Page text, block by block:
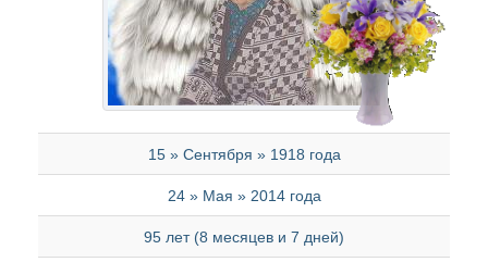
15 » Сентября » 1918 года
24 » Мая » 2014 года
95 лет (8 месяцев и 7 дней)